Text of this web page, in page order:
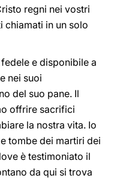
regni nei vostri
chiamati in un solo
e disponibile a
nei suoi
del suo pane. Il
offrire sacrifici
la nostra vita. Io
tombe dei martiri dei
è testimoniato il
da qui si trova